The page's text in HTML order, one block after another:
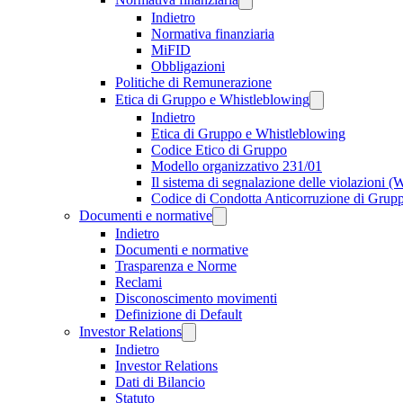
Indietro
Normativa finanziaria
MiFID
Obbligazioni
Politiche di Remunerazione
Etica di Gruppo e Whistleblowing
Indietro
Etica di Gruppo e Whistleblowing
Codice Etico di Gruppo
Modello organizzativo 231/01
Il sistema di segnalazione delle violazioni
Codice di Condotta Anticorruzione di
Documenti e normative
Indietro
Documenti e normative
Trasparenza e Norme
Reclami
Disconoscimento movimenti
Definizione di Default
Investor Relations
Indietro
Investor Relations
Dati di Bilancio
Statuto